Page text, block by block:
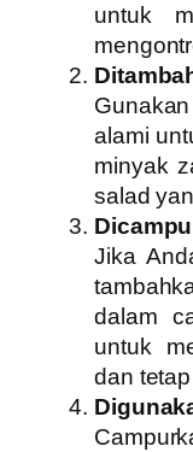
untuk
alami
minyak
salad
Jika
dalam
untuk
dan